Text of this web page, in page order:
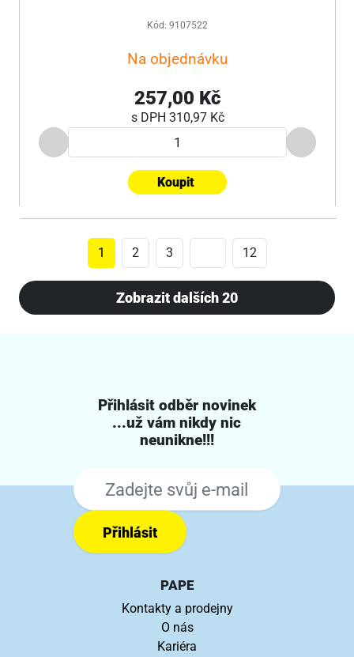
Kód: 9107522
Na objednávku
257,00 Kč
s DPH 310,97 Kč
Koupit
1 2 3 12
Zobrazit dalších 20
Přihlásit odběr novinek
...už vám nikdy nic
neunikne!!!
Přihlásit
PAPE
Kontakty a prodejny
O nás
Kariéra